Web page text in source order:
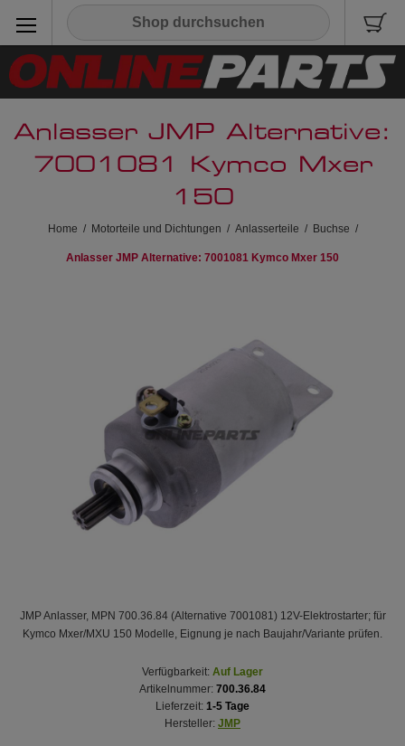
Anlasser JMP Alternative:
7001081 Kymco Mxer
150
Home / Motorteile und Dichtungen / Anlasserteile / Buchse /
Anlasser JMP Alternative: 7001081 Kymco Mxer 150
JMP Anlasser, MPN 700.36.84 (Alternative 7001081) 12V-Elektrostarter; für
Kymco Mxer/MXU 150 Modelle, Eignung je nach Baujahr/Variante prüfen.
Verfügbarkeit: Auf Lager
Artikelnummer: 700.36.84
Lieferzeit: 1-5 Tage
Hersteller: JMP